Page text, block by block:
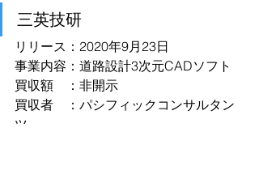
三英技研
リリース：2020年9月23日
事業内容：道路設計3次元CADソフト
買収額　：非開示
買収者　：パシフィックコンサルタン
ツ